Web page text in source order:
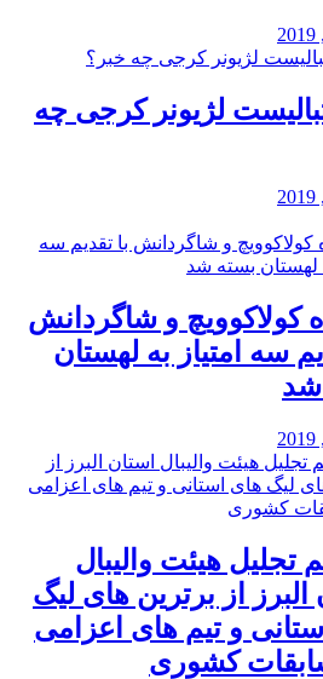
لژیونر کرجی چه
کولاکوویچ و شاگردانش
سه امتیاز به لهستان
شد
تجلیل هیئت والیبال
البرز از برترین های لیگ
و تیم های اعزامی
کشوری